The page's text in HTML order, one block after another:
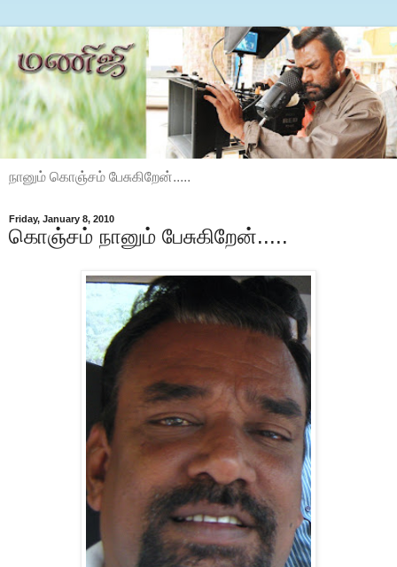
நானும் கொஞ்சம் பேசுகிறேன்.....
Friday, January 8, 2010
கொஞ்சம் நானும் பேசுகிறேன்.....